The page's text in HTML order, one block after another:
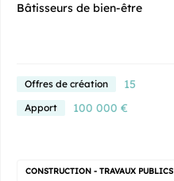
Bâtisseurs de bien-être
Offres de création 15
Apport 100 000 €
CONSTRUCTION - TRAVAUX PUBLICS